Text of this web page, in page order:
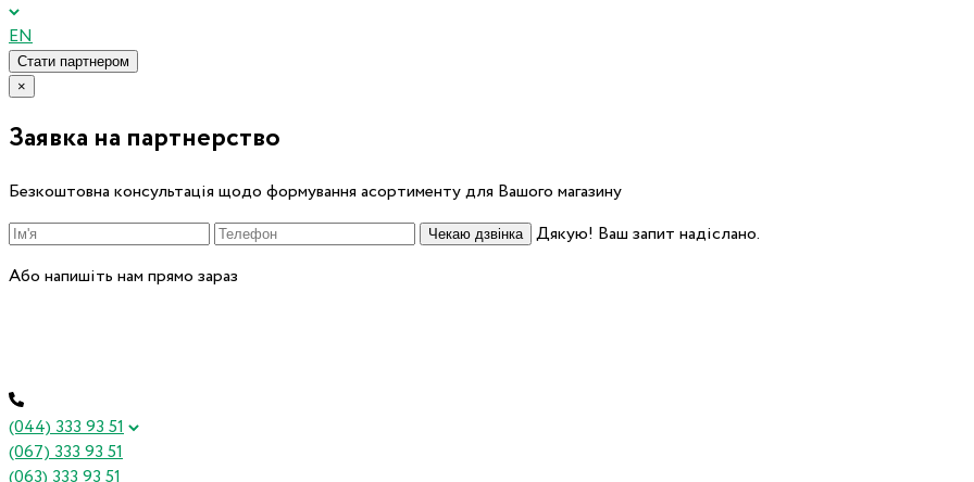
EN
Стати партнером
×
Заявка на партнерство
Безкоштовна консультація щодо формування асортименту для Вашого магазину
Чекаю дзвінка
Дякую! Ваш запит надіслано.
Або напишіть нам прямо зараз
(044) 333 93 51
(067) 333 93 51